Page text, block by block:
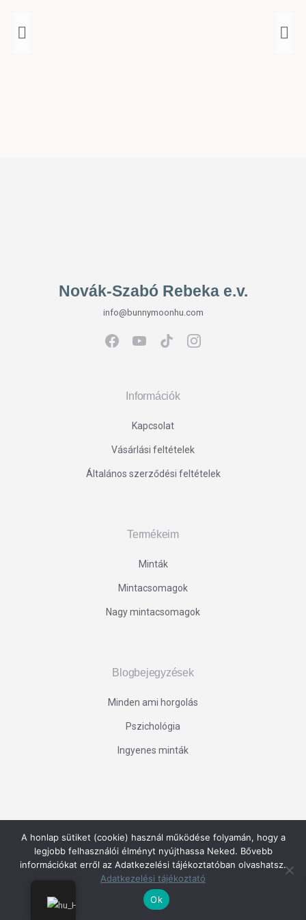
Novák-Szabó Rebeka e.v.
info@bunnymoonhu.com
Információk
Kapcsolat
Vásárlási feltételek
Általános szerződési feltételek
Termékeim
Minták
Mintacsomagok
Nagy mintacsomagok
Blogbejegyzések
Minden ami horgolás
Pszichológia
Ingyenes minták
újdonságokról, akciókról!
Feliratkozáshoz kattints!
A honlap sütiket (cookie) használ működése folyamán, hogy a
legjobb felhasználói élményt nyújthassa Neked. Bővebb
információkat erről az Adatkezelési tájékoztatóban olvashatsz.
Adatkezelési tájékoztató
Ok